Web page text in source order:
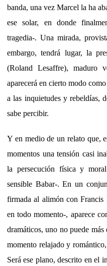
banda, una vez Marcel la ha
ese solar, en donde
tragedia-. Una mirada,
embargo, tendrá lugar, la
(Roland Lesaffre), maduro
aparecerá en cierto modo
a las inquietudes y rebeldías,
sabe percibir.
Y en medio de un relato que,
momentos una tensión casi
la persecución física y
sensible Babar-. En un
firmada al alimón con Francis
en todo momento-, aparece
dramáticos, uno no puede
momento relajado y
Será ese plano, descrito en el